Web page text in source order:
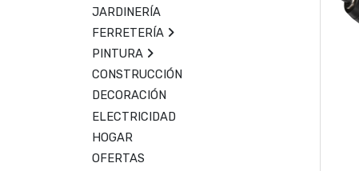
JARDINERÍA
FERRETERÍA
PINTURA
CONSTRUCCIÓN
DECORACIÓN
ELECTRICIDAD
HOGAR
OFERTAS